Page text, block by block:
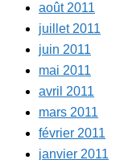
août 2011
juillet 2011
juin 2011
mai 2011
avril 2011
mars 2011
février 2011
janvier 2011